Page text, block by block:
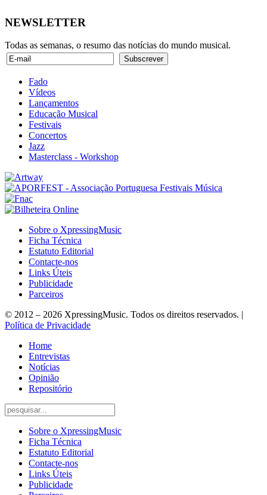
NEWSLETTER
Todas as semanas, o resumo das notícias do mundo musical.
Fado
Vídeos
Lançamentos
Educação Musical
Festivais
Concertos
Jazz
Masterclass - Workshop
Sobre o XpressingMusic
Ficha Técnica
Estatuto Editorial
Contacte-nos
Links Úteis
Publicidade
Parceiros
© 2012 – 2026 XpressingMusic. Todos os direitos reservados. |
Política de Privacidade
Home
Entrevistas
Notícias
Opinião
Repositório
Sobre o XpressingMusic
Ficha Técnica
Estatuto Editorial
Contacte-nos
Links Úteis
Publicidade